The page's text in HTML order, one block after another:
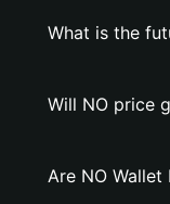
What is the
Will NO price
Are NO Wallet